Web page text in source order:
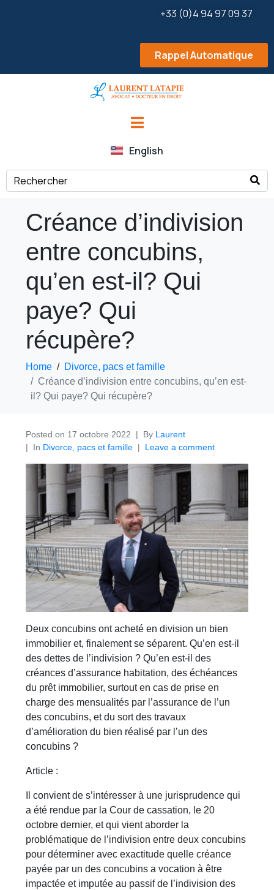
+33 (0)4 94 97 09 37
Rappel Automatique
English
Créance d’indivision
entre concubins,
qu’en est-il? Qui
paye? Qui
récupère?
Home
Divorce, pacs et famille
Créance d’indivision entre concubins, qu’en est-
il? Qui paye? Qui récupère?
Posted on 17 octobre 2022 By Laurent
In Divorce, pacs et famille Leave a comment
Deux concubins ont acheté en division un bien
immobilier et, finalement se séparent. Qu’en est-il
des dettes de l’indivision ? Qu’en est-il des
créances d’assurance habitation, des échéances
du prêt immobilier, surtout en cas de prise en
charge des mensualités par l’assurance de l’un
des concubins, et du sort des travaux
d’amélioration du bien réalisé par l’un des
concubins ?
Article :
Il convient de s’intéresser à une jurisprudence qui
a été rendue par la Cour de cassation, le 20
octobre dernier, et qui vient aborder la
problématique de l’indivision entre deux concubins
pour déterminer avec exactitude quelle créance
payée par un des concubins a vocation à être
impactée et imputée au passif de l’indivision des